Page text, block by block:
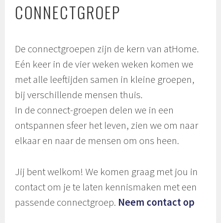
CONNECTGROEP
De connectgroepen zijn de kern van atHome.
Eén keer in de vier weken weken komen we
met alle leeftijden samen in kleine groepen,
bij verschillende mensen thuis.
In de connect-groepen delen we in een
ontspannen sfeer het leven, zien we om naar
elkaar en naar de mensen om ons heen.
Jij bent welkom! We komen graag met jou in
contact om je te laten kennismaken met een
passende connectgroep. Neem contact op